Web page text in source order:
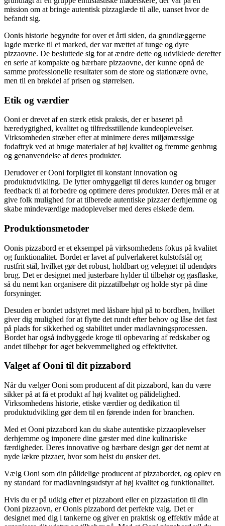
mission om at bringe autentisk pizzaglæde til alle, uanset hvor de
befandt sig.
Oonis historie begyndte for over et årti siden, da grundlæggerne
lagde mærke til et marked, der var mættet af tunge og dyre
pizzaovne. De besluttede sig for at ændre dette og udviklede derefter
en serie af kompakte og bærbare pizzaovne, der kunne opnå de
samme professionelle resultater som de store og stationære ovne,
men til en brøkdel af prisen og størrelsen.
Etik og værdier
Ooni er drevet af en stærk etisk praksis, der er baseret på
bæredygtighed, kvalitet og tilfredsstillende kundeoplevelser.
Virksomheden stræber efter at minimere deres miljømæssige
fodaftryk ved at bruge materialer af høj kvalitet og fremme genbrug
og genanvendelse af deres produkter.
Derudover er Ooni forpligtet til konstant innovation og
produktudvikling. De lytter omhyggeligt til deres kunder og bruger
feedback til at forbedre og optimere deres produkter. Deres mål er at
give folk mulighed for at tilberede autentiske pizzaer derhjemme og
skabe mindeværdige madoplevelser med deres elskede dem.
Produktionsmetoder
Oonis pizzabord er et eksempel på virksomhedens fokus på kvalitet
og funktionalitet. Bordet er lavet af pulverlakeret kulstofstål og
rustfrit stål, hvilket gør det robust, holdbart og velegnet til udendørs
brug. Det er designet med justerbare hylder til tilbehør og gasflaske,
så du nemt kan organisere dit pizzatilbehør og holde styr på dine
forsyninger.
Desuden er bordet udstyret med låsbare hjul på to bordben, hvilket
giver dig mulighed for at flytte det rundt efter behov og låse det fast
på plads for sikkerhed og stabilitet under madlavningsprocessen.
Bordet har også indbyggede kroge til opbevaring af redskaber og
andet tilbehør for øget bekvemmelighed og effektivitet.
Valget af Ooni til dit pizzabord
Når du vælger Ooni som producent af dit pizzabord, kan du være
sikker på at få et produkt af høj kvalitet og pålidelighed.
Virksomhedens historie, etiske værdier og dedikation til
produktudvikling gør dem til en førende inden for branchen.
Med et Ooni pizzabord kan du skabe autentiske pizzaoplevelser
derhjemme og imponere dine gæster med dine kulinariske
færdigheder. Deres innovative og bærbare design gør det nemt at
nyde lækre pizzaer, hvor som helst du ønsker det.
Vælg Ooni som din pålidelige producent af pizzabordet, og oplev en
ny standard for madlavningsudstyr af høj kvalitet og funktionalitet.
Hvis du er på udkig efter et pizzabord eller en pizzastation til din
Ooni pizzaovn, er Oonis pizzabord det perfekte valg. Det er
designet med dig i tankerne og giver en praktisk og effektiv måde at